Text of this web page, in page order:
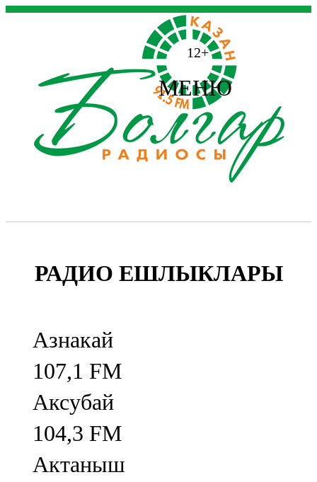
12+
МЕНЮ
РАДИО ЕШЛЫКЛАРЫ
Азнакай
107,1 FM
Аксубай
104,3 FM
Актаныш